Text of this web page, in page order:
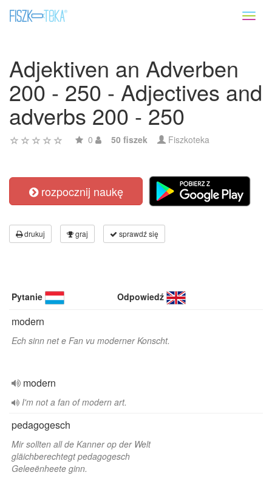
Adjektiven an Adverben
200 - 250 - Adjectives and
adverbs 200 - 250
0 50 fiszek Fiszkoteka
rozpocznij naukę
drukuj graj sprawdź się
Pytanie Odpowiedź
modern
Ech sinn net e Fan vu moderner Konscht.
modern
I'm not a fan of modern art.
pedagogesch
Mir sollten all de Kanner op der Welt
gläichberechtegt pedagogesch
Geleeënheete ginn.